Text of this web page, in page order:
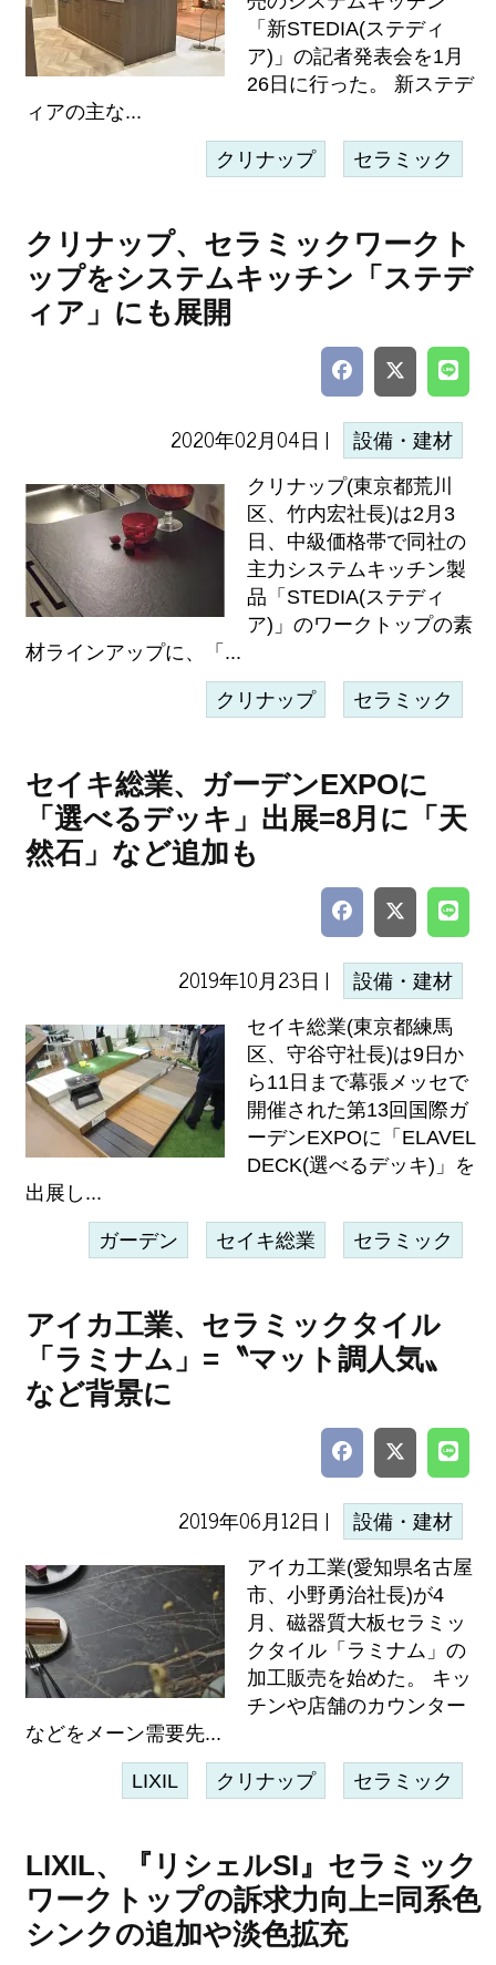
「新STEDIA(ステディ
ア)」の記者発表会を1月
26日に行った。 新ステデ
ィアの主な...
クリナップ セラミック
クリナップ、セラミックワークト
ップをシステムキッチン「ステデ
ィア」にも展開
2020年02月04日 | 設備・建材
クリナップ(東京都荒川
区、竹内宏社長)は2月3
日、中級価格帯で同社の
主力システムキッチン製
品「STEDIA(ステディ
ア)」のワークトップの素
材ラインアップに、「...
クリナップ セラミック
セイキ総業、ガーデンEXPOに
「選べるデッキ」出展=8月に「天
然石」など追加も
2019年10月23日 | 設備・建材
セイキ総業(東京都練馬
区、守谷守社長)は9日か
ら11日まで幕張メッセで
開催された第13回国際ガ
ーデンEXPOに「ELAVEL
DECK(選べるデッキ)」を
出展し...
ガーデン セイキ総業 セラミック
アイカ工業、セラミックタイル
「ラミナム」=〝マット調人気〟
など背景に
2019年06月12日 | 設備・建材
アイカ工業(愛知県名古屋
市、小野勇治社長)が4
月、磁器質大板セラミッ
クタイル「ラミナム」の
加工販売を始めた。 キッ
チンや店舗のカウンター
などをメーン需要先...
LIXIL クリナップ セラミック
LIXIL、『リシェルSI』セラミック
ワークトップの訴求力向上=同系色
シンクの追加や淡色拡充